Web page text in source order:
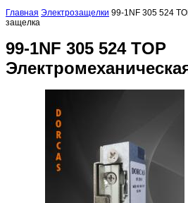
Главная Электрозащелки 99-1NF 305 524
защелка
99-1NF 305 524 TOP